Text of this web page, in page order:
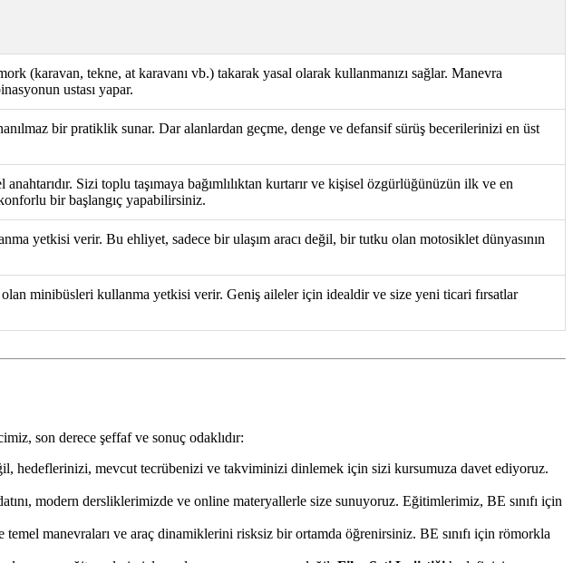
(karavan, tekne, at karavanı vb.) takarak yasal olarak kullanmanızı sağlar. Manevra
ustası yapar.
bir pratiklik sunar. Dar alanlardan geçme, denge ve defansif sürüş becerilerinizi en üst
Sizi toplu taşımaya bağımlılıktan kurtarır ve kişisel özgürlüğünüzün ilk ve en
bir başlangıç yapabilirsiniz.
yetkisi verir. Bu ehliyet, sadece bir ulaşım aracı değil, bir tutku olan motosiklet dünyasının
minibüsleri kullanma yetkisi verir. Geniş aileler için idealdir ve size yeni ticari fırsatlar
son derece şeffaf ve sonuç odaklıdır:
hedeflerinizi, mevcut tecrübenizi ve takviminizi dinlemek için sizi kursumuza davet ediyoruz.
modern dersliklerimizde ve online materyallerle size sunuyoruz. Eğitimlerimiz, BE sınıfı için
manevraları ve araç dinamiklerini risksiz bir ortamda öğrenirsiniz. BE sınıfı için römorkla